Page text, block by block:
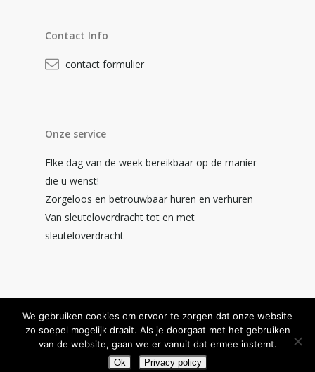
Contact Info
contact formulier
Onze service
Elke dag van de week bereikbaar op de manier
die u wenst!
Zorgeloos en betrouwbaar huren en verhuren
Van sleuteloverdracht tot en met
sleuteloverdracht
© 2026 Gewoonweg - de beste.
Disclaimer
We gebruiken cookies om ervoor te zorgen dat onze website
zo soepel mogelijk draait. Als je doorgaat met het gebruiken
van de website, gaan we er vanuit dat ermee instemt.
Ok Privacy policy